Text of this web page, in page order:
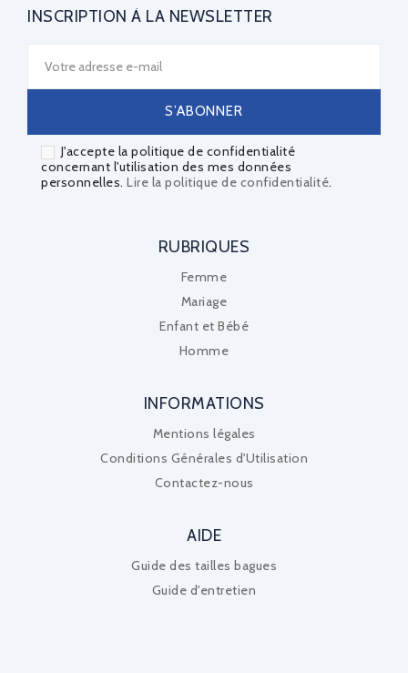
INSCRIPTION À LA NEWSLETTER
J'accepte la politique de confidentialité
concernant l'utilisation des mes données
personnelles. Lire la politique de confidentialité.
RUBRIQUES
Femme
Mariage
Enfant et Bébé
Homme
INFORMATIONS
Mentions légales
Conditions Générales d'Utilisation
Contactez-nous
AIDE
Guide des tailles bagues
Guide d'entretien